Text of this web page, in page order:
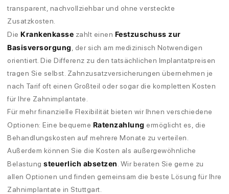
transparent, nachvollziehbar und ohne versteckte
Zusatzkosten.
Die Krankenkasse zahlt einen Festzuschuss zur
Basisversorgung , der sich am medizinisch Notwendigen
orientiert. Die Differenz zu den tatsächlichen Implantatpreisen
tragen Sie selbst. Zahnzusatzversicherungen übernehmen je
nach Tarif oft einen Großteil oder sogar die kompletten Kosten
für Ihre Zahnimplantate.
Für mehr finanzielle Flexibilität bieten wir Ihnen verschiedene
Optionen: Eine bequeme Ratenzahlung ermöglicht es, die
Behandlungskosten auf mehrere Monate zu verteilen.
Außerdem können Sie die Kosten als außergewöhnliche
Belastung steuerlich absetzen . Wir beraten Sie gerne zu
allen Optionen und finden gemeinsam die beste Lösung für Ihre
Zahnimplantate in Stuttgart.